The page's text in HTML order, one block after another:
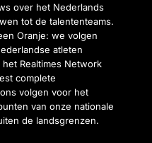
over het Nederlands
tot de talententeams.
Oranje: we volgen
atleten
Realtimes Network
complete
volgen voor het
van onze nationale
de landsgrenzen.